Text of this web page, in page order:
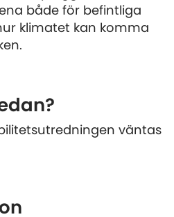
både för befintliga
klimatet kan komma
väntas